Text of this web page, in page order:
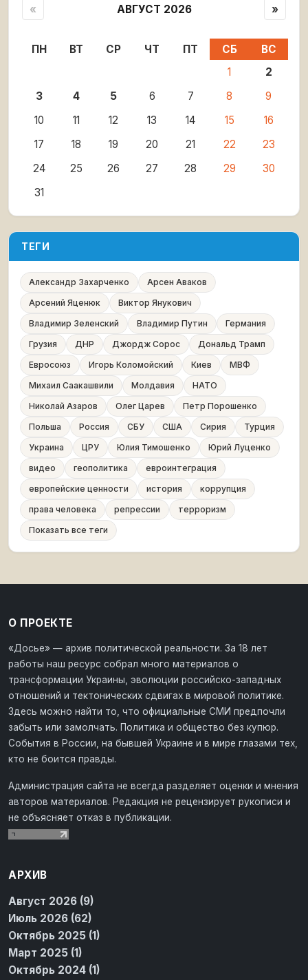
« АВГУСТ 2026 »
ПН ВТ СР ЧТ ПТ СБ
ВС
1
2
3
4 5 6 7 8
9
10
11 12 13 14 15
16
17
18 19 20 21 22
23
24
25 26 27 28 29
30
31
ТЕГИ
Александр Захарченко
Арсен Аваков
Арсений Яценюк
Виктор Янукович
Владимир Зеленский
Владимир Путин
Германия
Грузия
ДНР Джордж Сорос
Дональд Трамп
Евросоюз
Игорь Коломойский Киев
МВФ
Михаил Саакашвили
Молдавия
НАТО
Николай Азаров
Олег Царев
Петр Порошенко
Польша
Россия СБУ США Сирия
Турция
Украина
ЦРУ Юлия Тимошенко
Юрий Луценко
видео
геополитика
евроинтеграция
европейские ценности
история
коррупция
права человека
репрессии
терроризм
Показать все теги
О ПРОЕКТЕ
«Досье» — архив политической реальности. За 18 лет
работы наш ресурс собрал много материалов о
трансформации Украины, эволюции российско-западных
отношений и тектонических сдвигах в мировой политике.
Здесь можно найти то, что официальные СМИ предпочли
забыть или замолчать. Политика и общество без купюр.
События в России, на бывшей Украине и в мире глазами тех,
кто не боится правды.
Администрация сайта не всегда разделяет оценки и мнения
авторов материалов. Редакция не рецензирует рукописи и
не объясняет отказ в публикации.
АРХИВ
Август 2026 (9)
Июль 2026 (62)
Октябрь 2025 (1)
Март 2025 (1)
Октябрь 2024 (1)